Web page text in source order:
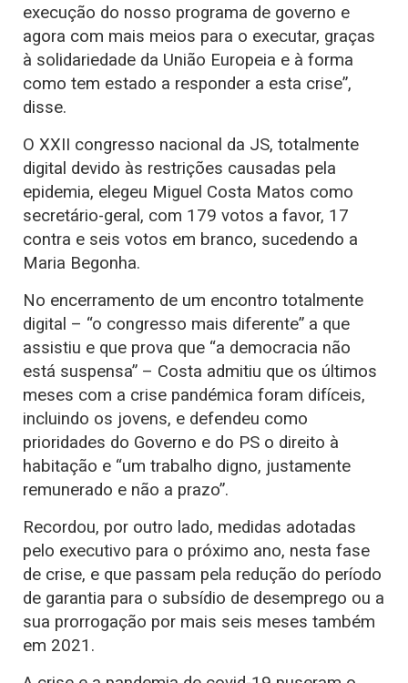
execução do nosso programa de governo e
agora com mais meios para o executar, graças
à solidariedade da União Europeia e à forma
como tem estado a responder a esta crise”,
disse.
O XXII congresso nacional da JS, totalmente
digital devido às restrições causadas pela
epidemia, elegeu Miguel Costa Matos como
secretário-geral, com 179 votos a favor, 17
contra e seis votos em branco, sucedendo a
Maria Begonha.
No encerramento de um encontro totalmente
digital – “o congresso mais diferente” a que
assistiu e que prova que “a democracia não
está suspensa” – Costa admitiu que os últimos
meses com a crise pandémica foram difíceis,
incluindo os jovens, e defendeu como
prioridades do Governo e do PS o direito à
habitação e “um trabalho digno, justamente
remunerado e não a prazo”.
Recordou, por outro lado, medidas adotadas
pelo executivo para o próximo ano, nesta fase
de crise, e que passam pela redução do período
de garantia para o subsídio de desemprego ou a
sua prorrogação por mais seis meses também
em 2021.